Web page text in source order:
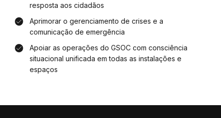
resposta aos cidadãos
Aprimorar o gerenciamento de crises e a
comunicação de emergência
Apoiar as operações do GSOC com consciência
situacional unificada em todas as instalações e
espaços